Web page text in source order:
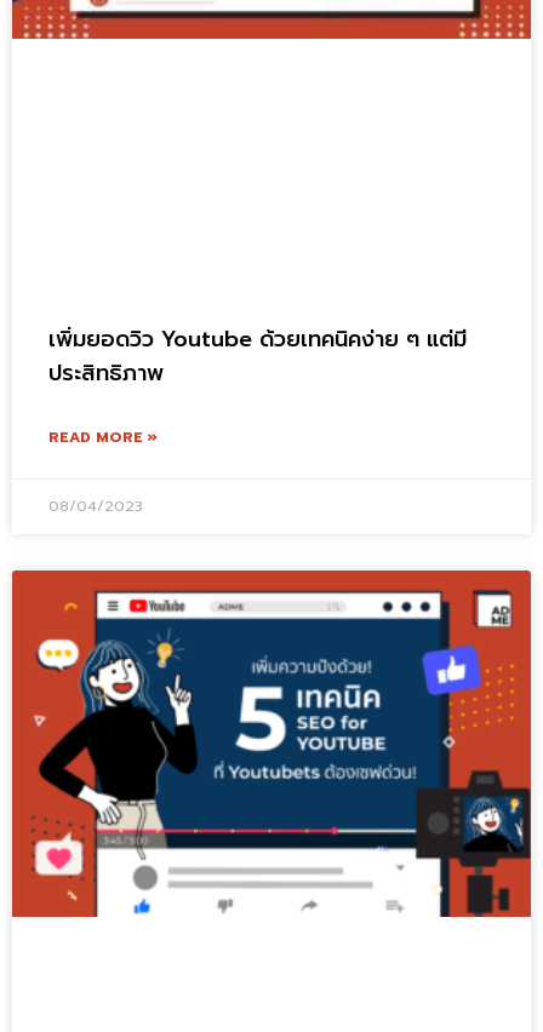
เพิ่มยอดวิว Youtube ด้วยเทคนิคง่าย ๆ แต่มี
ประสิทธิภาพ
READ MORE »
08/04/2023